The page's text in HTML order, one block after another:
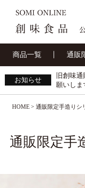
商品一覧 通販
お知らせ
旧創味
願いしま
HOME 通販限定手造りシ
通販限定手